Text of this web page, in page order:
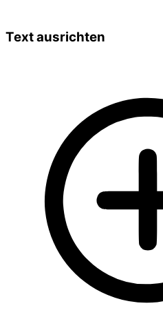
Text ausrichten